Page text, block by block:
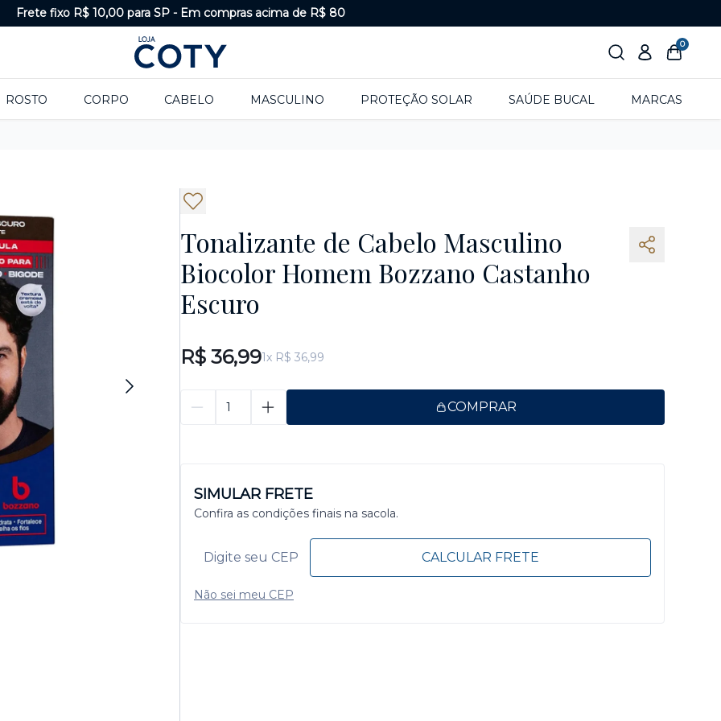
Frete fixo R$ 10,00 para SP - Em compras acima de R$ 80
0
ROSTO CORPO CABELO MASCULINO PROTEÇÃO SOLAR SAÚDE BUCAL MARCAS
Tonalizante de Cabelo Masculino
Biocolor Homem Bozzano Castanho
Escuro
R$ 36,991x R$ 36,99
COMPRAR
SIMULAR FRETE
Confira as condições finais na sacola.
CALCULAR FRETE
Não sei meu CEP